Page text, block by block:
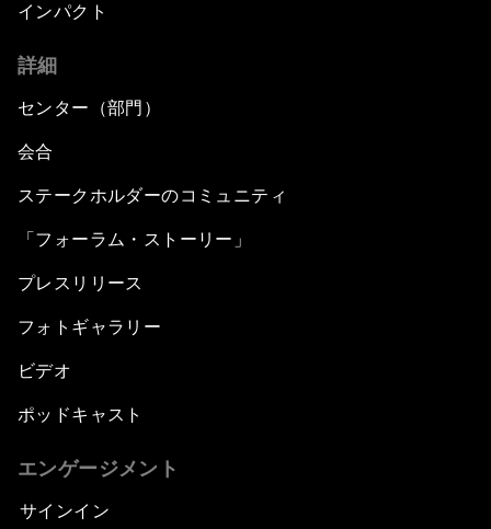
インパクト
詳細
センター（部門）
会合
ステークホルダーのコミュニティ
「フォーラム・ストーリー」
プレスリリース
フォトギャラリー
ビデオ
ポッドキャスト
エンゲージメント
サインイン